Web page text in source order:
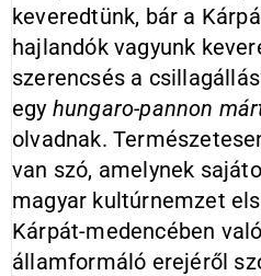
keveredtünk, bár a
hajlandók vagyunk
szerencsés a
egy hungaro-pannon
olvadnak.
van szó, amelynek
magyar kultúrnemzet
Kárpát-medencében
államformáló erejéről